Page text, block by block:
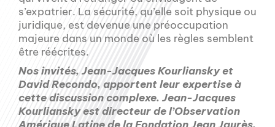
s’expatrier. La sécurité, qu’elle soit physique ou
juridique, est devenue une préoccupation
majeure dans un monde où les règles semblent
être réécrites.
Nos invités, Jean-Jacques Kourliansky et
David Recondo, apportent leur expertise à
cette discussion complexe. Jean-Jacques
Kourliansky est directeur de l’Observation
Amérique Latine de la Fondation Jean Jaurès,